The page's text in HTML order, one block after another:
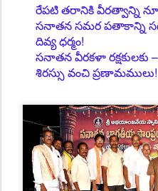
రేపటి తరానికి వీరత్వాన్ని
సనాతన సమర పతాకాన్ని
దివ్య ధర్మం!
సనాతన వీరకళా
శిరస్సు వంచి ప్రణామములు!